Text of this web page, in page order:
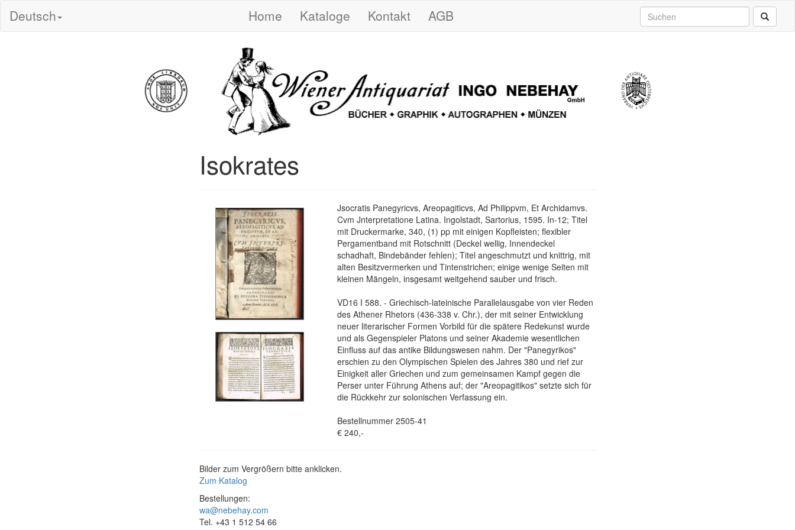
Deutsch Home Kataloge Kontakt AGB
Isokrates
Jsocratis Panegyricvs, Areopagiticvs, Ad Philippvm, Et Archidamvs.
Cvm Jnterpretatione Latina. Ingolstadt, Sartorius, 1595. In-12; Titel
mit Druckermarke, 340, (1) pp mit einigen Kopfleisten; flexibler
Pergamentband mit Rotschnitt (Deckel wellig, Innendeckel
schadhaft, Bindebänder fehlen); Titel angeschmutzt und knittrig, mit
alten Besitzvermerken und Tintenstrichen; einige wenige Seiten mit
kleinen Mängeln, insgesamt weitgehend sauber und frisch.
VD16 I 588. - Griechisch-lateinische Parallelausgabe von vier Reden
des Athener Rhetors (436-338 v. Chr.), der mit seiner Entwicklung
neuer literarischer Formen Vorbild für die spätere Redekunst wurde
und als Gegenspieler Platons und seiner Akademie wesentlichen
Einfluss auf das antike Bildungswesen nahm. Der "Panegyrikos"
erschien zu den Olympischen Spielen des Jahres 380 und rief zur
Einigkeit aller Griechen und zum gemeinsamen Kampf gegen die
Perser unter Führung Athens auf; der "Areopagitikos" setzte sich für
die Rückkehr zur solonischen Verfassung ein.
Bestellnummer 2505-41
€ 240,-
Bilder zum Vergrößern bitte anklicken.
Zum Katalog
Bestellungen:
wa@nebehay.com
Tel. +43 1 512 54 66